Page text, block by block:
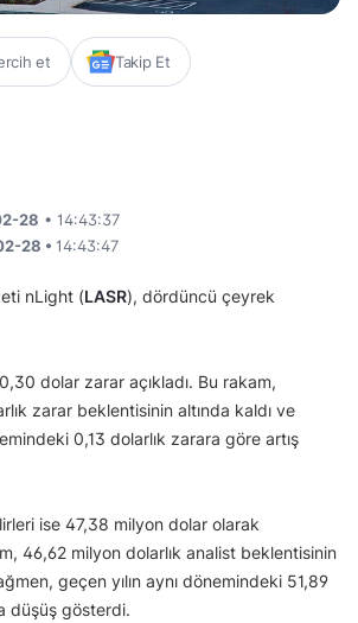
et Takip Et
28 • 14:43:37
28 • 14:43:47
nLight (LASR), dördüncü çeyrek
dolar zarar açıkladı. Bu rakam,
zarar beklentisinin altında kaldı ve
0,13 dolarlık zarara göre artış
ise 47,38 milyon dolar olarak
46,62 milyon dolarlık analist beklentisinin
geçen yılın aynı dönemindeki 51,89
düşüş gösterdi.